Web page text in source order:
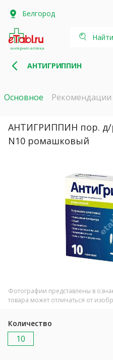
Белгород
интернет-аптека
Найти
АНТИГРИППИН
Основное Рекомендации
АНТИГРИППИН пор. д/
N10 ромашковый
Фотографии представлены в
товара может отличаться от
Количество
10